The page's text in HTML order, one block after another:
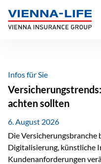
Inhalt
springen
Infos für Sie
achten sollten
6. August 2026
Die Versicherungsbranche
Digitalisierung, künstliche
Kundenanforderungen